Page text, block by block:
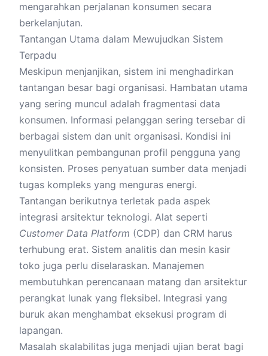
mengarahkan perjalanan konsumen secara
berkelanjutan.
Tantangan Utama dalam Mewujudkan Sistem
Terpadu
Meskipun menjanjikan, sistem ini menghadirkan
tantangan besar bagi organisasi. Hambatan utama
yang sering muncul adalah fragmentasi data
konsumen. Informasi pelanggan sering tersebar di
berbagai sistem dan unit organisasi. Kondisi ini
menyulitkan pembangunan profil pengguna yang
konsisten. Proses penyatuan sumber data menjadi
tugas kompleks yang menguras energi.
Tantangan berikutnya terletak pada aspek
integrasi arsitektur teknologi. Alat seperti
Customer Data Platform (CDP) dan CRM harus
terhubung erat. Sistem analitis dan mesin kasir
toko juga perlu diselaraskan. Manajemen
membutuhkan perencanaan matang dan arsitektur
perangkat lunak yang fleksibel. Integrasi yang
buruk akan menghambat eksekusi program di
lapangan.
Masalah skalabilitas juga menjadi ujian berat bagi